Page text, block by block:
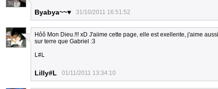
36
Byabya~~♥ 31/10/2011 16:51:52
2
Hôô Mon Dieu.!!! xD J'aiime cette page, elle est exellente, j'aime
sur terre que Gabriel :3
L#L
Lilly#L 01/11/2011 13:34:10